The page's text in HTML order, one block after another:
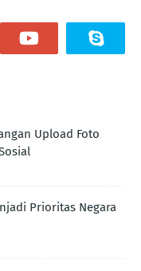
Upload Foto
Prioritas Negara